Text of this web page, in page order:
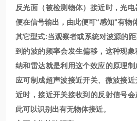
反光面（被检测物体）接近时，光
便在信号输出，由此便可“感知"有物
其它型式:当观察者或系统对波源的
到的波的频率会发生偏移，这种现
纳和雷达就是利用这个效应的原理
应可制成超声波接近开关、微波接
近时，接近开关接收到的反射信号
此可以识别出有无物体接近。